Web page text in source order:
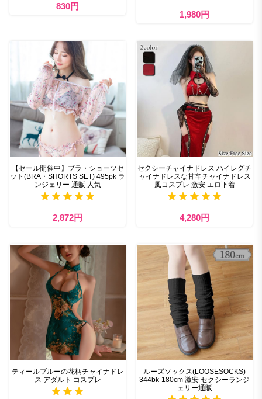
830円
1,980円
【セール開催中】ブラ・ショーツセ
ット(BRA・SHORTS SET) 495pk ラ
ンジェリー 通販 人気
2,872円
セクシーチャイナドレス ハイレグチ
ャイナドレスな甘辛チャイナドレス
風コスプレ 激安 エロ下着
4,280円
ティールブルーの花柄チャイナドレ
ス アダルト コスプレ
ルーズソックス(LOOSESOCKS)
344bk-180cm 激安 セクシーランジ
ェリー通販